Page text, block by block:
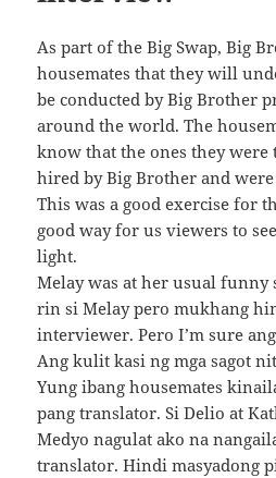
As part of the Big Swap, Big
housemates that they will
be conducted by Big Brother
around the world. The
know that the ones they
hired by Big Brother and
This was a good exercise for
good way for us viewers to
light.
Melay was at her usual funny
rin si Melay pero mukhang
interviewer. Pero I’m sure
Ang kulit kasi ng mga sagot
Yung ibang housemates
pang translator. Si Delio at
Medyo nagulat ako na
translator. Hindi masyadong